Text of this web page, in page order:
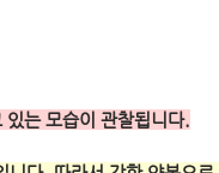
는 모습이 관찰됩니다.